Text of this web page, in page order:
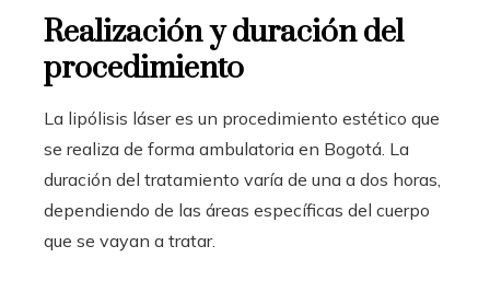
Realización y duración del
procedimiento
La lipólisis láser es un procedimiento estético que
se realiza de forma ambulatoria en Bogotá. La
duración del tratamiento varía de una a dos horas,
dependiendo de las áreas específicas del cuerpo
que se vayan a tratar.